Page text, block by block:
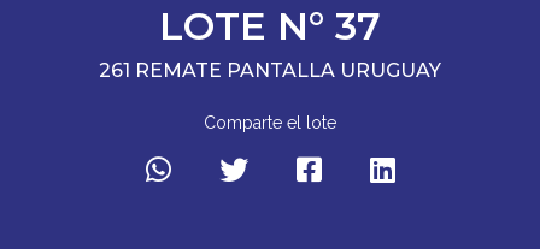
LOTE N° 37
261 REMATE PANTALLA URUGUAY
Comparte el lote